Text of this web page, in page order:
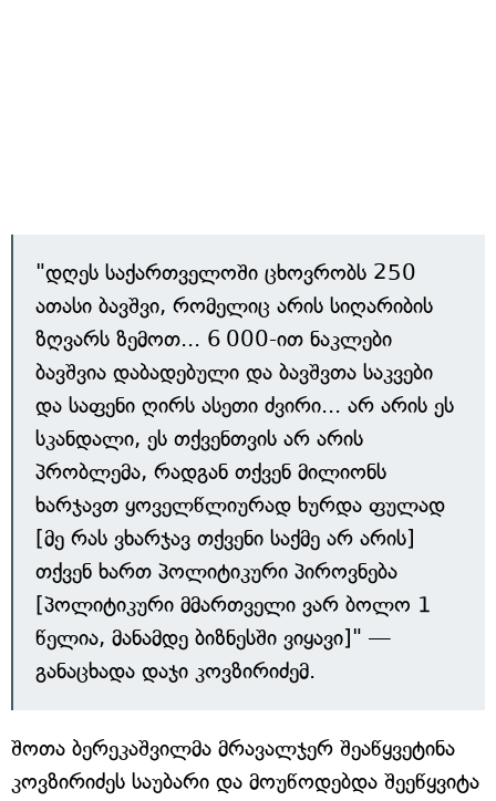
"დღეს საქართველოში ცხოვრობს 250
ათასი ბავშვი, რომელიც არის სიღარიბის
ზღვარს ზემოთ... 6 000-ით ნაკლები
ბავშვია დაბადებული და ბავშვთა საკვები
და საფენი ღირს ასეთი ძვირი... არ არის ეს
სკანდალი, ეს თქვენთვის არ არის
პრობლემა, რადგან თქვენ მილიონს
ხარჯავთ ყოველწლიურად ხურდა ფულად
[მე რას ვხარჯავ თქვენი საქმე არ არის]
თქვენ ხართ პოლიტიკური პიროვნება
[პოლიტიკური მმართველი ვარ ბოლო 1
წელია, მანამდე ბიზნესში ვიყავი]" —
განაცხადა დაჯი კოვზირიძემ.
შოთა ბერეკაშვილმა მრავალჯერ შეაწყვეტინა
კოვზირიძეს საუბარი და მოუწოდებდა შეეწყვიტა